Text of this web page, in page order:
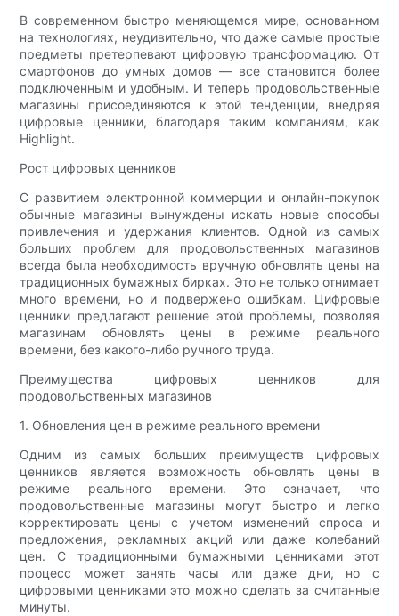
В современном быстро меняющемся мире, основанном
на технологиях, неудивительно, что даже самые простые
предметы претерпевают цифровую трансформацию. От
смартфонов до умных домов — все становится более
подключенным и удобным. И теперь продовольственные
магазины присоединяются к этой тенденции, внедряя
цифровые ценники, благодаря таким компаниям, как
Highlight.
Рост цифровых ценников
С развитием электронной коммерции и онлайн-покупок
обычные магазины вынуждены искать новые способы
привлечения и удержания клиентов. Одной из самых
больших проблем для продовольственных магазинов
всегда была необходимость вручную обновлять цены на
традиционных бумажных бирках. Это не только отнимает
много времени, но и подвержено ошибкам. Цифровые
ценники предлагают решение этой проблемы, позволяя
магазинам обновлять цены в режиме реального
времени, без какого-либо ручного труда.
Преимущества цифровых ценников для
продовольственных магазинов
1. Обновления цен в режиме реального времени
Одним из самых больших преимуществ цифровых
ценников является возможность обновлять цены в
режиме реального времени. Это означает, что
продовольственные магазины могут быстро и легко
корректировать цены с учетом изменений спроса и
предложения, рекламных акций или даже колебаний
цен. С традиционными бумажными ценниками этот
процесс может занять часы или даже дни, но с
цифровыми ценниками это можно сделать за считанные
минуты.